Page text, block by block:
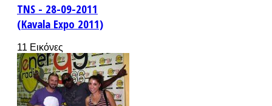
TNS - 28-09-2011
(Kavala Expo 2011)
11 Εικόνες